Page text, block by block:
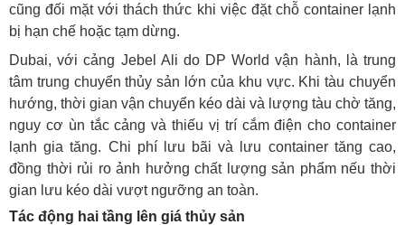
cũng đối mặt với thách thức khi việc đặt chỗ container lạnh
bị hạn chế hoặc tạm dừng.
Dubai, với cảng Jebel Ali do DP World vận hành, là trung
tâm trung chuyển thủy sản lớn của khu vực. Khi tàu chuyển
hướng, thời gian vận chuyển kéo dài và lượng tàu chờ tăng,
nguy cơ ùn tắc cảng và thiếu vị trí cắm điện cho container
lạnh gia tăng. Chi phí lưu bãi và lưu container tăng cao,
đồng thời rủi ro ảnh hưởng chất lượng sản phẩm nếu thời
gian lưu kéo dài vượt ngưỡng an toàn.
Tác động hai tầng lên giá thủy sản